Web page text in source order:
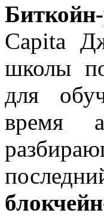
Capita
школы
для
время